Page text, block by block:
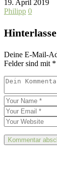
19. April 2019
Philipp 0
Deine E-Mail-
Felder sind mit *